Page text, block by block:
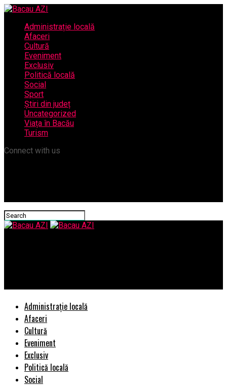
Administrație locală
Afaceri
Cultură
Eveniment
Exclusiv
Politică locală
Social
Sport
Știri din județ
Uncategorized
Viața în Bacău
Turism
Connect with us
Administrație locală
Afaceri
Cultură
Eveniment
Exclusiv
Politică locală
Social